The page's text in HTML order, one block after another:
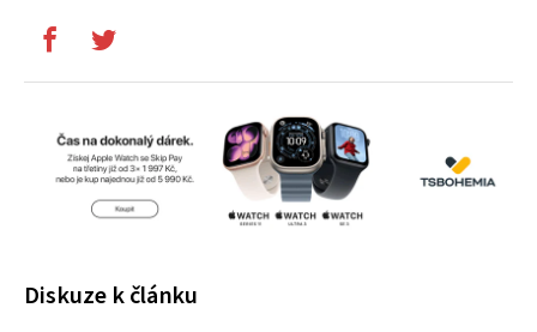
Diskuze k článku